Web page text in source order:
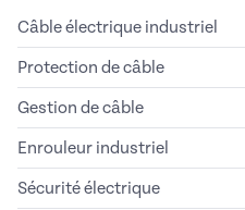
Câble électrique industriel
Protection de câble
Gestion de câble
Enrouleur industriel
Sécurité électrique